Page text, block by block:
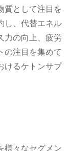
質として注目を
し、代替エネル
力の向上、疲労
の注目を集めて
けるケトンサプ
様々なセグメン